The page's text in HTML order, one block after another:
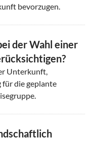
bevorzugen.
der Wahl einer
Unterkunft,
für die geplante